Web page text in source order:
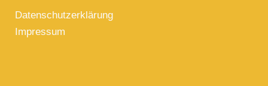
Datenschutzerklärung
Impressum